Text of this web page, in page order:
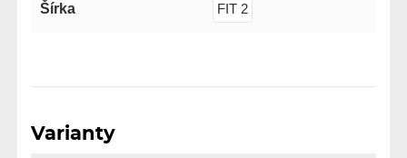
Šírka FIT 2
Varianty